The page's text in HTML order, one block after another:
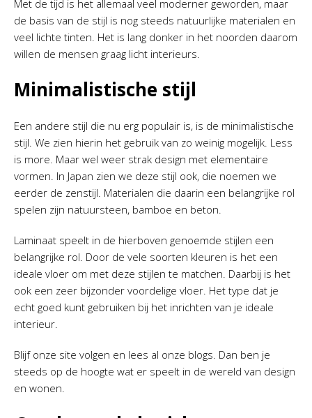
Met de tijd is het allemaal veel moderner geworden, maar
de basis van de stijl is nog steeds natuurlijke materialen en
veel lichte tinten. Het is lang donker in het noorden daarom
willen de mensen graag licht interieurs.
Minimalistische stijl
Een andere stijl die nu erg populair is, is de minimalistische
stijl. We zien hierin het gebruik van zo weinig mogelijk. Less
is more. Maar wel weer strak design met elementaire
vormen. In Japan zien we deze stijl ook, die noemen we
eerder de zenstijl. Materialen die daarin een belangrijke rol
spelen zijn natuursteen, bamboe en beton.
Laminaat speelt in de hierboven genoemde stijlen een
belangrijke rol. Door de vele soorten kleuren is het een
ideale vloer om met deze stijlen te matchen. Daarbij is het
ook een zeer bijzonder voordelige vloer. Het type dat je
echt goed kunt gebruiken bij het inrichten van je ideale
interieur.
Blijf onze site volgen en lees al onze blogs. Dan ben je
steeds op de hoogte wat er speelt in de wereld van design
en wonen.